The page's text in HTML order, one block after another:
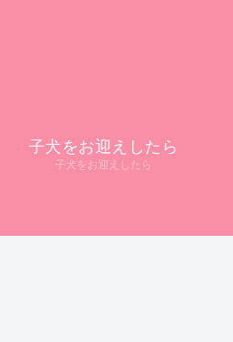
子犬をお迎えしたら
子犬をお迎えしたら